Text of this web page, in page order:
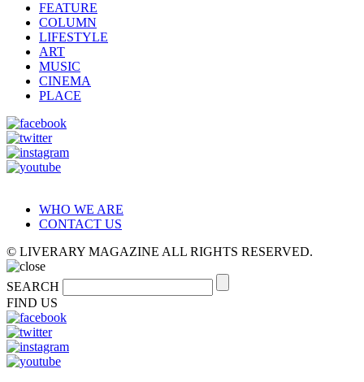
FEATURE
COLUMN
LIFESTYLE
ART
MUSIC
CINEMA
PLACE
WHO WE ARE
CONTACT US
© LIVERARY MAGAZINE ALL RIGHTS RESERVED.
SEARCH
FIND US